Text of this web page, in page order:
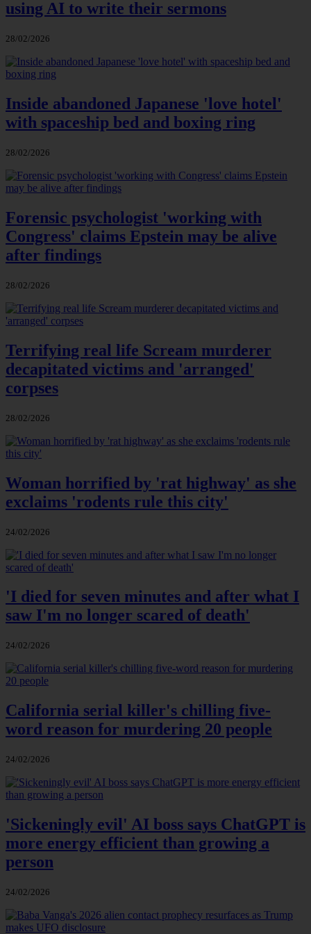
using AI to write their sermons
28/02/2026
Inside abandoned Japanese 'love hotel'
with spaceship bed and boxing ring
28/02/2026
Forensic psychologist 'working with
Congress' claims Epstein may be alive
after findings
28/02/2026
Terrifying real life Scream murderer
decapitated victims and 'arranged'
corpses
28/02/2026
Woman horrified by 'rat highway' as she
exclaims 'rodents rule this city'
24/02/2026
'I died for seven minutes and after what I
saw I'm no longer scared of death'
24/02/2026
California serial killer's chilling five-
word reason for murdering 20 people
24/02/2026
'Sickeningly evil' AI boss says ChatGPT is
more energy efficient than growing a
person
24/02/2026